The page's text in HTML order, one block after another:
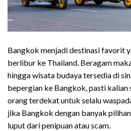
Bangkok menjadi destinasi favorit
berlibur ke Thailand. Beragam
hingga wisata budaya tersedia di
bepergian ke Bangkok, pasti kalian
orang terdekat untuk selalu
jika Bangkok dengan banyak
luput dari penipuan atau scam.